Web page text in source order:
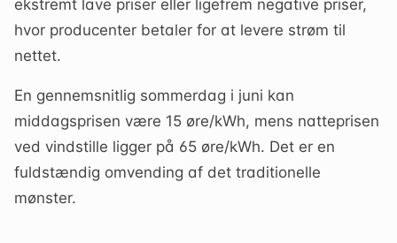
ekstremt lave priser eller ligefrem negative priser,
hvor producenter betaler for at levere strøm til
nettet.
En gennemsnitlig sommerdag i juni kan
middagsprisen være 15 øre/kWh, mens natteprisen
ved vindstille ligger på 65 øre/kWh. Det er en
fuldstændig omvending af det traditionelle
mønster.